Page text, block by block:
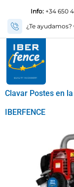
Info:+34 650
¿Te ayudamos?
Clavar Postes en
IBERFENCE